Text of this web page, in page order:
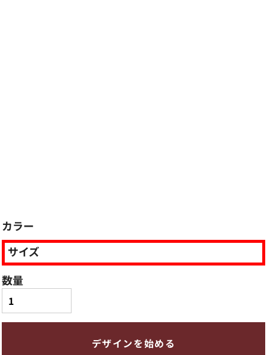
カラー
サイズ
数量
デザインを始める